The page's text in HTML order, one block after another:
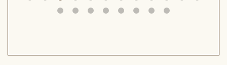
筆下的現代馬雅
節奏 22個行動練